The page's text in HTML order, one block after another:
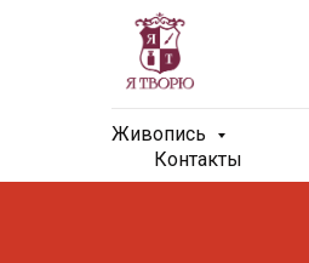
Живопись
Контакты